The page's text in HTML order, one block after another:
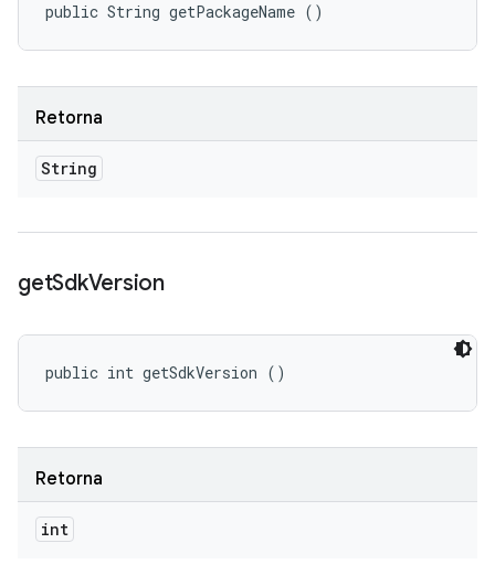
public String getPackageName ()
Retorna
String
getSdkVersion
public int getSdkVersion ()
Retorna
int